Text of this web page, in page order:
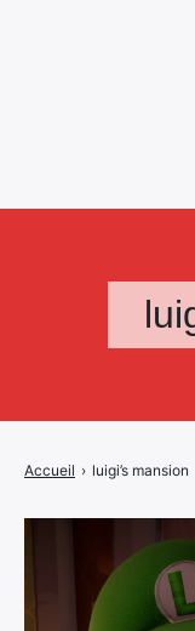
Accueil › luigi’s mansion